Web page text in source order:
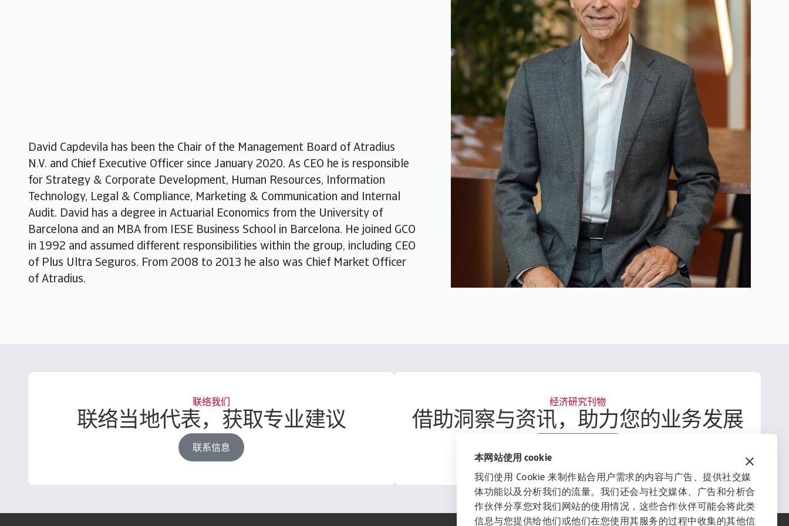
本网站使用 cookie
我们使用 Cookie 来制作贴合用户需求的内容与广告、提供社交媒
体功能以及分析我们的流量。我们还会与社交媒体、广告和分析合
作伙伴分享您对我们网站的使用情况，这些合作伙伴可能会将此类
信息与您提供给他们或他们在您使用其服务的过程中收集的其他信
David Capdevila has been the Chair of the Management Board of Atradius
N.V. and Chief Executive Officer since January 2020. As CEO he is responsible
for Strategy & Corporate Development, Human Resources, Information
Technology, Legal & Compliance, Marketing & Communication and Internal
Audit. David has a degree in Actuarial Economics from the University of
Barcelona and an MBA from IESE Business School in Barcelona. He joined GCO
in 1992 and assumed different responsibilities within the group, including CEO
of Plus Ultra Seguros. From 2008 to 2013 he also was Chief Market Officer
of Atradius.
联络我们
联络当地代表，获取专业建议
联系信息
经济研究刊物
借助洞察与资讯，助力您的业务发展